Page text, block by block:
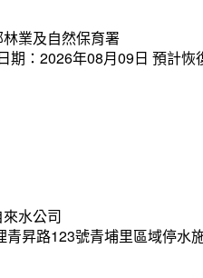
業及自然保育署
期：2026年08月09日 預計
水公司
青昇路123號青埔里區域停水